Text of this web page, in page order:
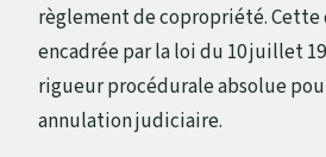
règlement de copropriété. Cette
encadrée par la loi du 10 juillet
rigueur procédurale absolue
annulation judiciaire.